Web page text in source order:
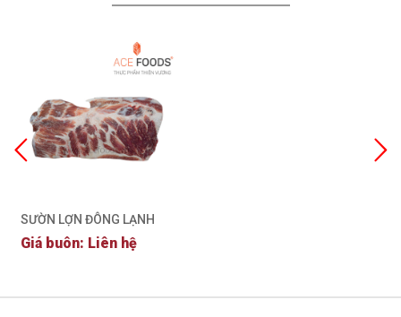
SƯỜN LỢN ĐÔNG LẠNH
Giá buôn: Liên hệ